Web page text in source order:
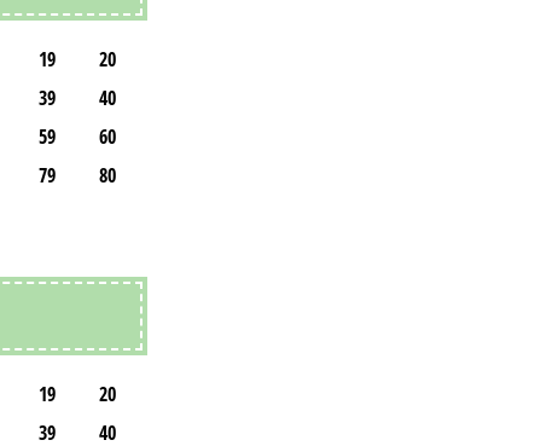
19
20
39
40
59
60
79
80
19
20
39
40